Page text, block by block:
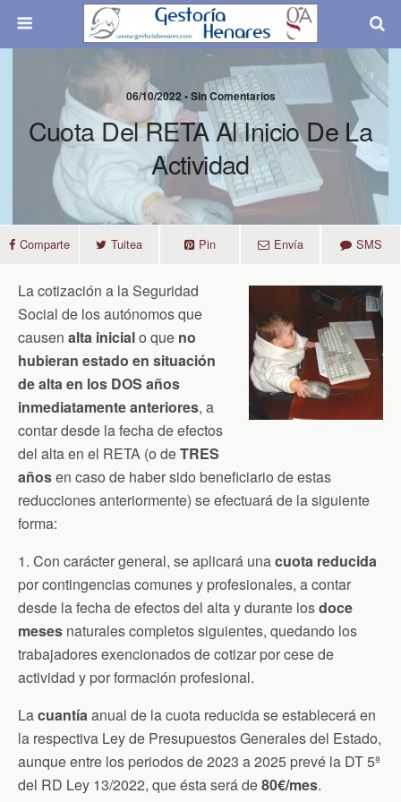
06/10/2022 • Sin Comentarios
Cuota Del RETA Al Inicio De La
Actividad
Comparte Tuitea Pin Envía SMS
La cotización a la Seguridad
Social de los autónomos que
causen alta inicialo que no
hubieran estado en situación
de alta en los DOS años
inmediatamente anteriores, a
contar desde la fecha de efectos
del alta en el RETA (o deTRES
añosen caso de haber sido beneficiario de estas
reducciones anteriormente) se efectuará de la siguiente
forma:
1. Con carácter general, se aplicará unacuota reducida
por contingencias comunes y profesionales, a contar
desde la fecha de efectos del alta y durante losdoce
meses naturales completos siguientes, quedando los
trabajadores exencionados de cotizar por cese de
actividad y por formación profesional.
Lacuantíaanual de la cuota reducida se establecerá en
la respectiva Ley de Presupuestos Generales del Estado,
aunque entre los periodos de 2023 a 2025 prevé la DT 5ª
del RD Ley 13/2022, que ésta será de80€/mes.